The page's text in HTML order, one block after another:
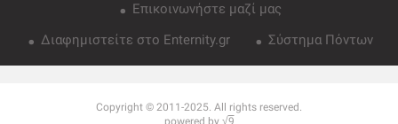
Επικοινωνήστε μαζί μας
Διαφημιστείτε στο Enternity.gr
Σύστημα Πόντων
Copyright © 2011-2025. All rights reserved.
powered by √9